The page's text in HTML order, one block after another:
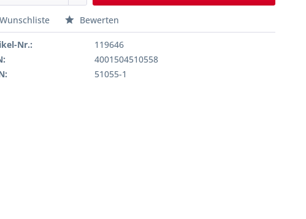
Wunschliste Bewerten
Nr.:
119646
4001504510558
51055-1